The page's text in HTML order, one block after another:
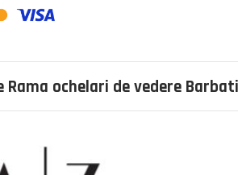
Rama ochelari de vedere Barbati